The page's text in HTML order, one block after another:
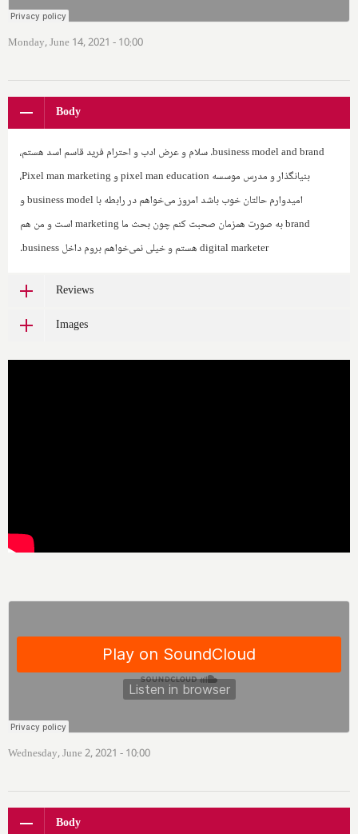
Monday, June 14, 2021 - 10:00
Body
business model and brand. سلام و عرض ادب و احترام فرید قاسم اسد هستم،
بنیانگذار و مدرس موسسه pixel man educationو ‌Pixel man marketing،
امیدوارم حالتان خوب باشد امروز می‌خواهم در رابطه باbusiness modelو
brandبه صورت همزمان صحبت کنم چون بحث ماmarketingاست و من هم
digital marketerهستم و خیلی نمی‌خواهم بروم داخلbusiness
.‌
Reviews
Images
Wednesday, June 2, 2021 - 10:00
Body